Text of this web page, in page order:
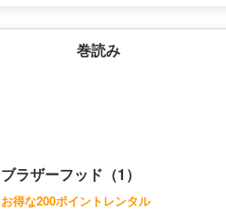
巻読み
ブラザーフッド（1）
お得な200ポイントレンタル